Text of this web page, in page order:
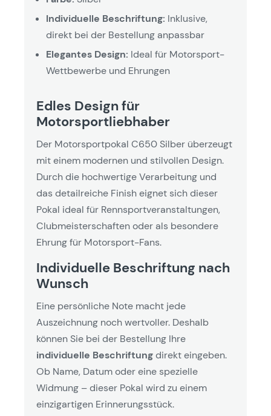
Individuelle Beschriftung: Inklusive,
direkt bei der Bestellung anpassbar
Elegantes Design: Ideal für Motorsport-
Wettbewerbe und Ehrungen
Edles Design für
Motorsportliebhaber
Der Motorsportpokal C650 Silber überzeugt
mit einem modernen und stilvollen Design.
Durch die hochwertige Verarbeitung und
das detailreiche Finish eignet sich dieser
Pokal ideal für Rennsportveranstaltungen,
Clubmeisterschaften oder als besondere
Ehrung für Motorsport-Fans.
Individuelle Beschriftung nach
Wunsch
Eine persönliche Note macht jede
Auszeichnung noch wertvoller. Deshalb
können Sie bei der Bestellung Ihre
individuelle Beschriftungdirekt eingeben.
Ob Name, Datum oder eine spezielle
Widmung – dieser Pokal wird zu einem
einzigartigen Erinnerungsstück.